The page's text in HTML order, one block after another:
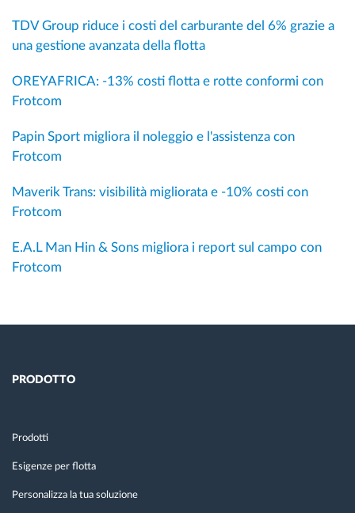
TDV Group riduce i costi del carburante del 6% grazie a
una gestione avanzata della flotta
OREYAFRICA: -13% costi flotta e rotte conformi con
Frotcom
Papin Sport migliora il noleggio e l'assistenza con
Frotcom
Maverik Trans: visibilità migliorata e -10% costi con
Frotcom
E.A.L Man Hin & Sons migliora i report sul campo con
Frotcom
PRODOTTO
Prodotti
Esigenze per flotta
Personalizza la tua soluzione